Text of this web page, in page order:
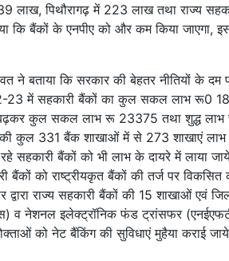
लाख, पिथौरागढ़ में 223 लाख तथा राज्य
कि बैंकों के एनपीए को और कम किया जाएगा,
ने बताया कि सरकार की बेहतर नीतियों के
23 में सहकारी बैंकों का कुल सकल लाभ रू0
कुल सकल लाभ रू 23375 तथा शुद्ध लाभ
कुल 331 बैंक शाखाओं में से 273 शाखाएं लाभ
सहकारी बैंकों को भी लाभ के दायरे में लाया
को राष्ट्रीयकृत बैंकों की तर्ज पर
राज्य सहकारी बैंकों की 15 शाखाओं एवं
व नेशनल इलेक्ट्रॉनिक फंड ट्रांसफर
को नेट बैंकिंग की सुविधाएं मुहैया कराई